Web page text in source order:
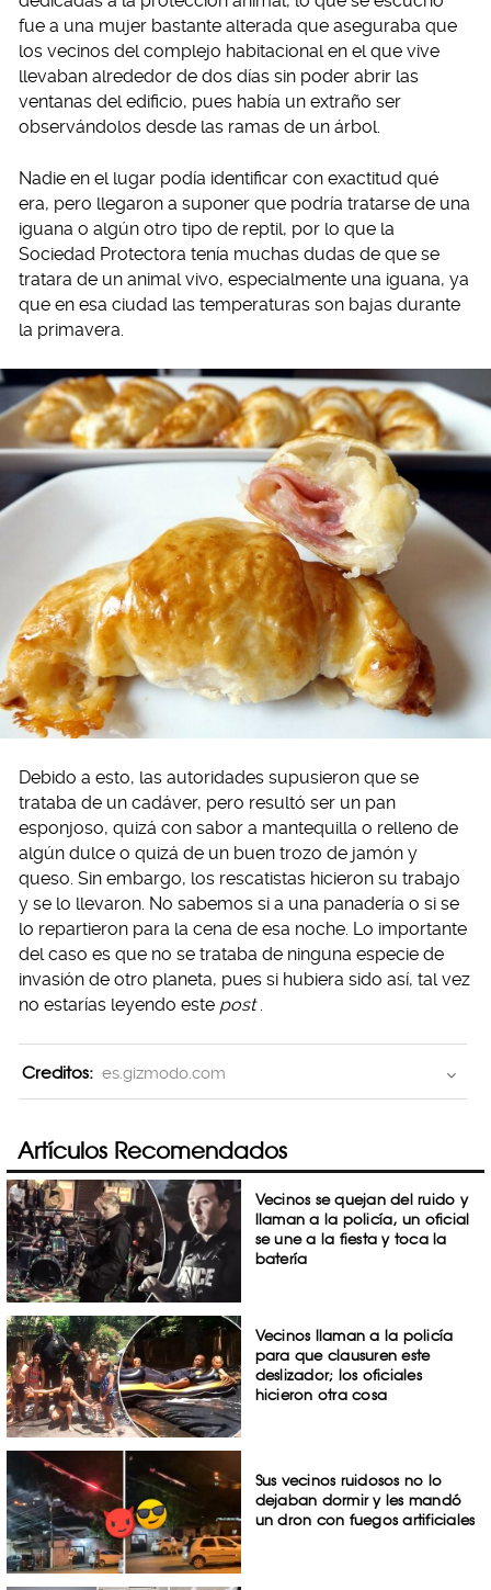
fue a una mujer bastante alterada que aseguraba que
los vecinos del complejo habitacional en el que vive
llevaban alrededor de dos días sin poder abrir las
ventanas del edificio, pues había un extraño ser
observándolos desde las ramas de un árbol.
Nadie en el lugar podía identificar con exactitud qué
era, pero llegaron a suponer que podría tratarse de una
iguana o algún otro tipo de reptil, por lo que la
Sociedad Protectora tenía muchas dudas de que se
tratara de un animal vivo, especialmente una iguana, ya
que en esa ciudad las temperaturas son bajas durante
la primavera.
Debido a esto, las autoridades supusieron que se
trataba de un cadáver, pero resultó ser un pan
esponjoso, quizá con sabor a mantequilla o relleno de
algún dulce o quizá de un buen trozo de jamón y
queso. Sin embargo, los rescatistas hicieron su trabajo
y se lo llevaron. No sabemos si a una panadería o si se
lo repartieron para la cena de esa noche. Lo importante
del caso es que no se trataba de ninguna especie de
invasión de otro planeta, pues si hubiera sido así, tal vez
no estarías leyendo este post
Creditos: es.gizmodo.com
Artículos Recomendados
Vecinos se quejan del ruido y
llaman a la policía, un oficial
se une a la fiesta y toca la
batería
Vecinos llaman a la policía
para que clausuren este
deslizador; los oficiales
hicieron otra cosa
Sus vecinos ruidosos no lo
dejaban dormir y les mandó
un dron con fuegos artificiales